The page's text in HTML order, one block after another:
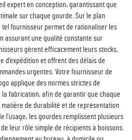
expert en conception, garantissant que
sur chaque gourde. Sur le plan
fournisseur permet de rationaliser les
assurant une qualité constante sur
gèrent efficacement leurs stocks,
d’expédition et offrent des délais de
urgentes. Votre fournisseur de
applique des normes strictes de
fabrication, afin de garantir que chaque
de durabilité et de représentation
l’usage, les gourdes remplissent plusieurs
leur rôle simple de récipients à boissons.